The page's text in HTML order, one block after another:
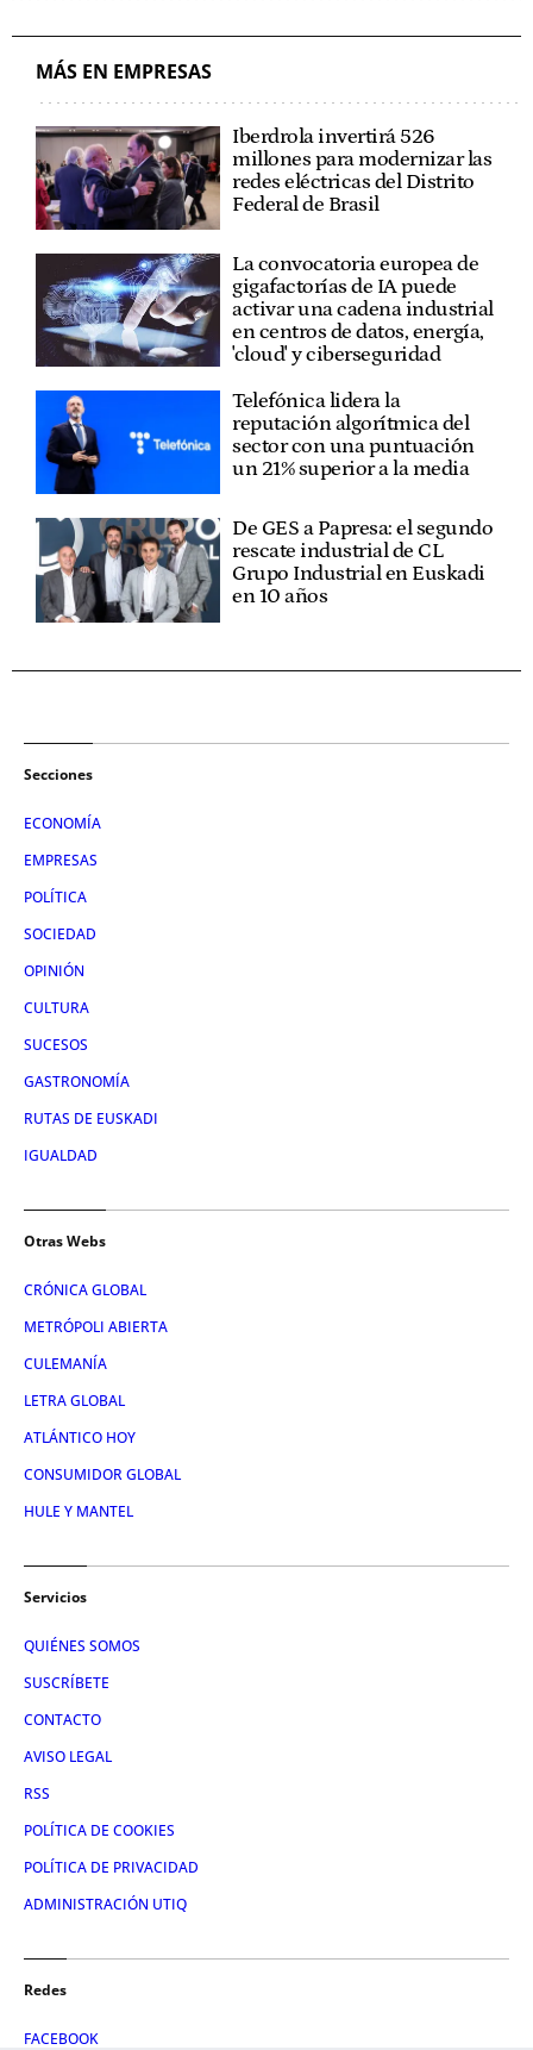
MÁS EN EMPRESAS
Iberdrola invertirá 526
millones para modernizar las
redes eléctricas del Distrito
Federal de Brasil
La convocatoria europea de
gigafactorías de IA puede
activar una cadena industrial
en centros de datos, energía,
'cloud' y ciberseguridad
Telefónica lidera la
reputación algorítmica del
sector con una puntuación
un 21% superior a la media
De GES a Papresa: el segundo
rescate industrial de CL
Grupo Industrial en Euskadi
en 10 años
Secciones
ECONOMÍA
EMPRESAS
POLÍTICA
SOCIEDAD
OPINIÓN
CULTURA
SUCESOS
GASTRONOMÍA
RUTAS DE EUSKADI
IGUALDAD
Otras Webs
CRÓNICA GLOBAL
METRÓPOLI ABIERTA
CULEMANÍA
LETRA GLOBAL
ATLÁNTICO HOY
CONSUMIDOR GLOBAL
HULE Y MANTEL
Servicios
QUIÉNES SOMOS
SUSCRÍBETE
CONTACTO
AVISO LEGAL
RSS
POLÍTICA DE COOKIES
POLÍTICA DE PRIVACIDAD
ADMINISTRACIÓN UTIQ
Redes
FACEBOOK